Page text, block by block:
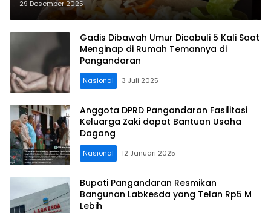
Kuliner
29 Desember 2025
Gadis Dibawah Umur Dicabuli 5 Kali Saat
Menginap di Rumah Temannya di
Pangandaran
Nasional 3 Juli 2025
Anggota DPRD Pangandaran Fasilitasi
Keluarga Zaki dapat Bantuan Usaha
Dagang
Nasional 12 Januari 2025
Bupati Pangandaran Resmikan
Bangunan Labkesda yang Telan Rp5 M
Lebih